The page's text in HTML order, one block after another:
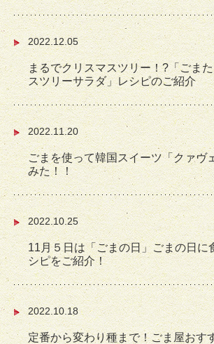
2022.12.05
まるでクリスマスツリー！?「ごま
スツリーサラダ」レシピのご紹介
2022.11.20
ごまを使って韓国スイーツ「クァヴ
みた！！
2022.10.25
11月５日は「ごまの日」ごまの日に
シピをご紹介！
2022.10.18
定番から変わり種まで！ごま屋おす